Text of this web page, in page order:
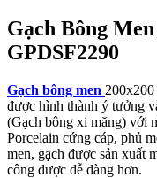
Gạch Bông
GPDSF2290
Gạch bông men 200x200
được hình thành ý tưởng
(Gạch bông xi măng) với
Porcelain cứng cáp, phủ
men, gạch được sản xuất
công được dễ dàng hơn.